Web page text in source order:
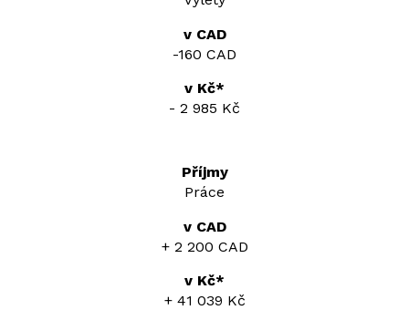
-160 CAD
- 2 985 Kč
Práce
+ 2 200 CAD
+ 41 039 Kč